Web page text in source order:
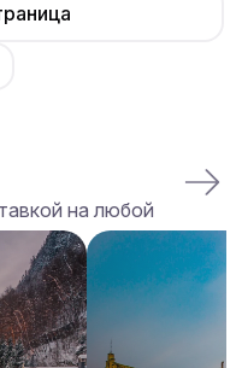
на любой